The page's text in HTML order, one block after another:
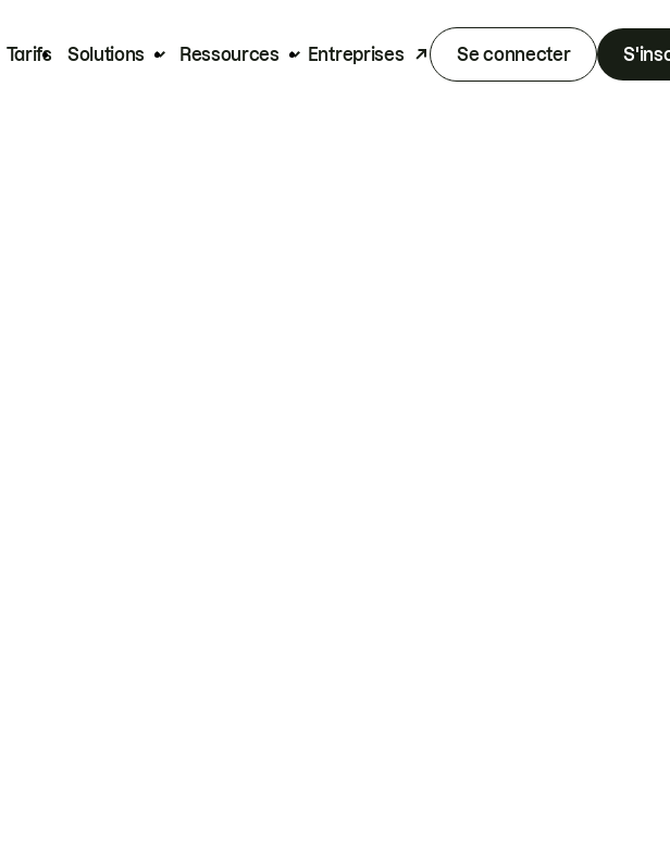
Tarifs Solutions Ressources Entreprises Se connecter